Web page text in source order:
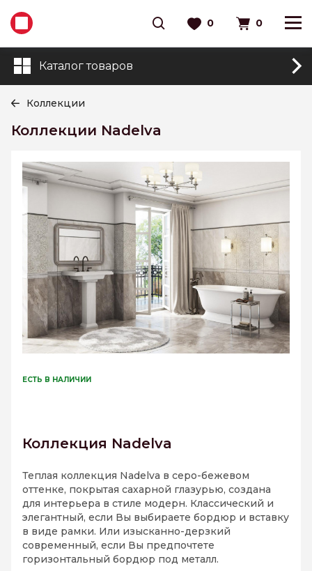
0 0
Каталог товаров
Коллекции
Коллекции Nadelva
ЕСТЬ В НАЛИЧИИ
Коллекция Nadelva
Теплая коллекция Nadelva в серо-бежевом
оттенке, покрытая сахарной глазурью, создана
для интерьера в стиле модерн. Классический и
элегантный, если Вы выбираете бордюр и вставку
в виде рамки. Или изысканно-дерзкий
современный, если Вы предпочтете
горизонтальный бордюр под металл.